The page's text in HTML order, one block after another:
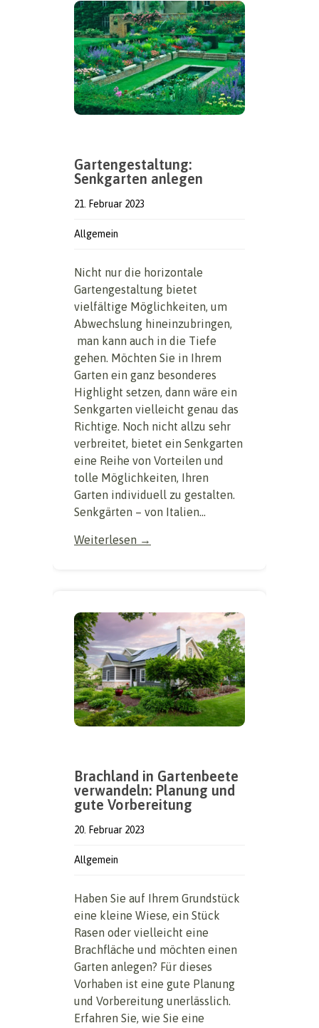
Gartengestaltung:
Senkgarten anlegen
21. Februar 2023
Allgemein
Nicht nur die horizontale
Gartengestaltung bietet
vielfältige Möglichkeiten, um
Abwechslung hineinzubringen,
man kann auch in die Tiefe
gehen. Möchten Sie in Ihrem
Garten ein ganz besonderes
Highlight setzen, dann wäre ein
Senkgarten vielleicht genau das
Richtige. Noch nicht allzu sehr
verbreitet, bietet ein Senkgarten
eine Reihe von Vorteilen und
tolle Möglichkeiten, Ihren
Garten individuell zu gestalten.
Senkgärten – von Italien...
Weiterlesen →
Brachland in Gartenbeete
verwandeln: Planung und
gute Vorbereitung
20. Februar 2023
Allgemein
Haben Sie auf Ihrem Grundstück
eine kleine Wiese, ein Stück
Rasen oder vielleicht eine
Brachfläche und möchten einen
Garten anlegen? Für dieses
Vorhaben ist eine gute Planung
und Vorbereitung unerlässlich.
Erfahren Sie, wie Sie eine